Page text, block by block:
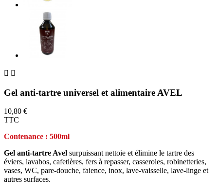
 
Gel anti-tartre universel et alimentaire AVEL
10,80 €
TTC
Contenance : 500ml
Gel anti-tartre Avel surpuissant nettoie et élimine le tartre des
éviers, lavabos, cafetières, fers à repasser, casseroles, robinetteries,
vases, WC, pare-douche, faience, inox, lave-vaisselle, lave-linge et
autres surfaces.